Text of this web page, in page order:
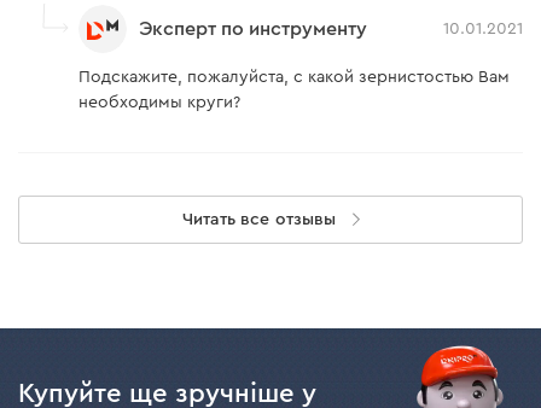
Эксперт по инструменту 10.01.2021
Подскажите, пожалуйста, с какой зернистостью Вам
необходимы круги?
Читать все отзывы
Купуйте ще зручніше у